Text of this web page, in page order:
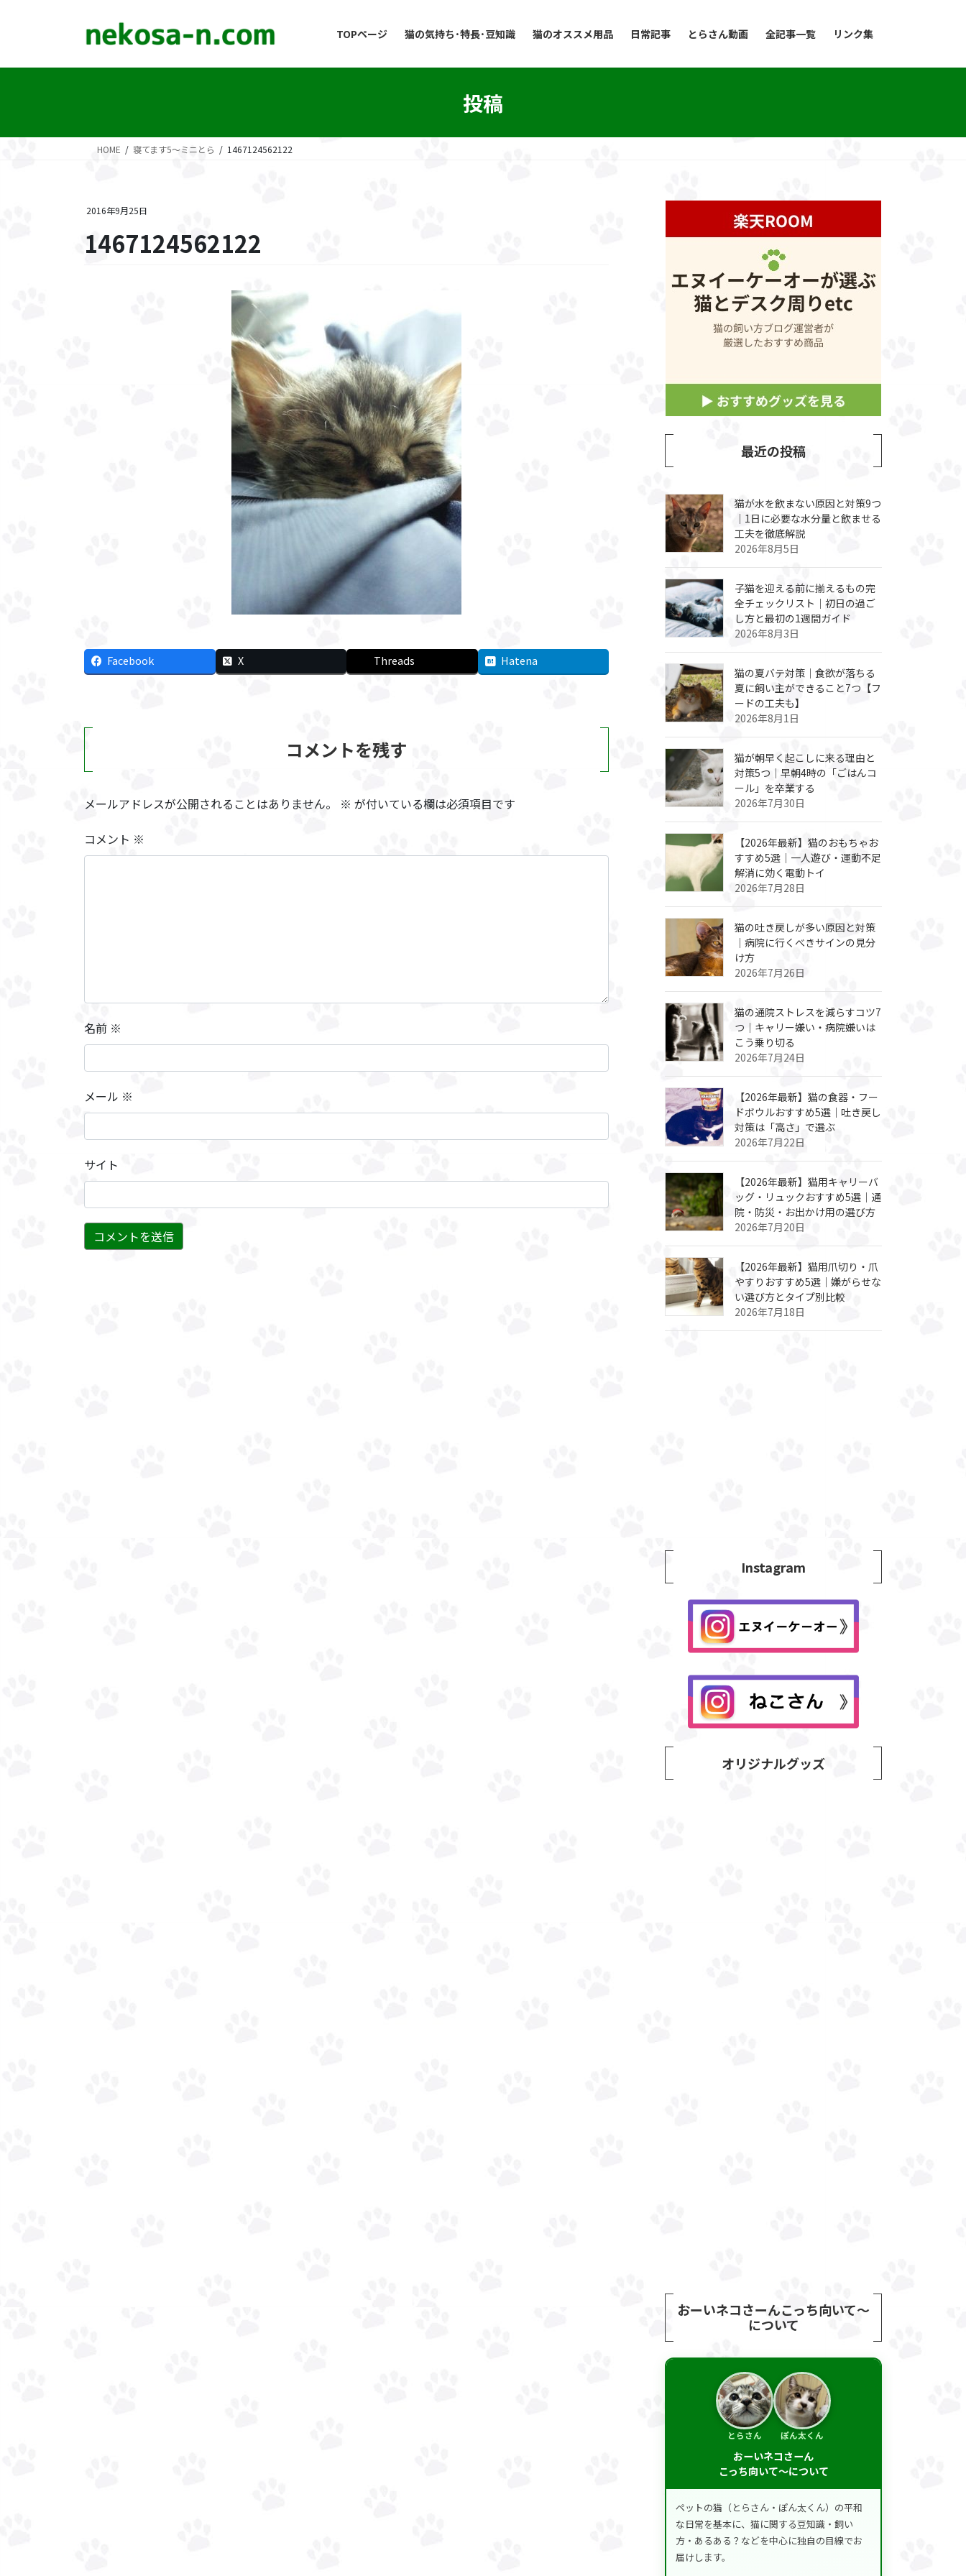
TOPページ 猫の気持ち･特長･豆知識 猫のオススメ用品 日常記事 とらさん動画 全記事一覧 リンク集
投稿
HOME 寝てます5～ミニとら 1467124562122
2016年9月25日
1467124562122
Facebook X Threads Hatena
コメントを残す
メールアドレスが公開されることはありません。 ※ が付いている欄は必須項目です
コメント ※
名前 ※
メール ※
サイト
最近の投稿
猫が水を飲まない原因と対策9つ
｜1日に必要な水分量と飲ませる
工夫を徹底解説
2026年8月5日
子猫を迎える前に揃えるもの完
全チェックリスト｜初日の過ご
し方と最初の1週間ガイド
2026年8月3日
猫の夏バテ対策｜食欲が落ちる
夏に飼い主ができること7つ【フ
ードの工夫も】
2026年8月1日
猫が朝早く起こしに来る理由と
対策5つ｜早朝4時の「ごはんコ
ール」を卒業する
2026年7月30日
【2026年最新】猫のおもちゃお
すすめ5選｜一人遊び・運動不足
解消に効く電動トイ
2026年7月28日
猫の吐き戻しが多い原因と対策
｜病院に行くべきサインの見分
け方
2026年7月26日
猫の通院ストレスを減らすコツ7
つ｜キャリー嫌い・病院嫌いは
こう乗り切る
2026年7月24日
【2026年最新】猫の食器・フー
ドボウルおすすめ5選｜吐き戻し
対策は「高さ」で選ぶ
2026年7月22日
【2026年最新】猫用キャリーバ
ッグ・リュックおすすめ5選｜通
院・防災・お出かけ用の選び方
2026年7月20日
【2026年最新】猫用爪切り・爪
やすりおすすめ5選｜嫌がらせな
い選び方とタイプ別比較
2026年7月18日
Instagram
オリジナルグッズ
おーいネコさーんこっち向いて～
について
とらさん ぽん太くん
おーいネコさーん
こっち向いて～について
ペットの猫（とらさん・ぽん太くん）の平和
な日常を基本に、猫に関する豆知識・飼い
方・あるある？などを中心に独自の目線でお
届けします。